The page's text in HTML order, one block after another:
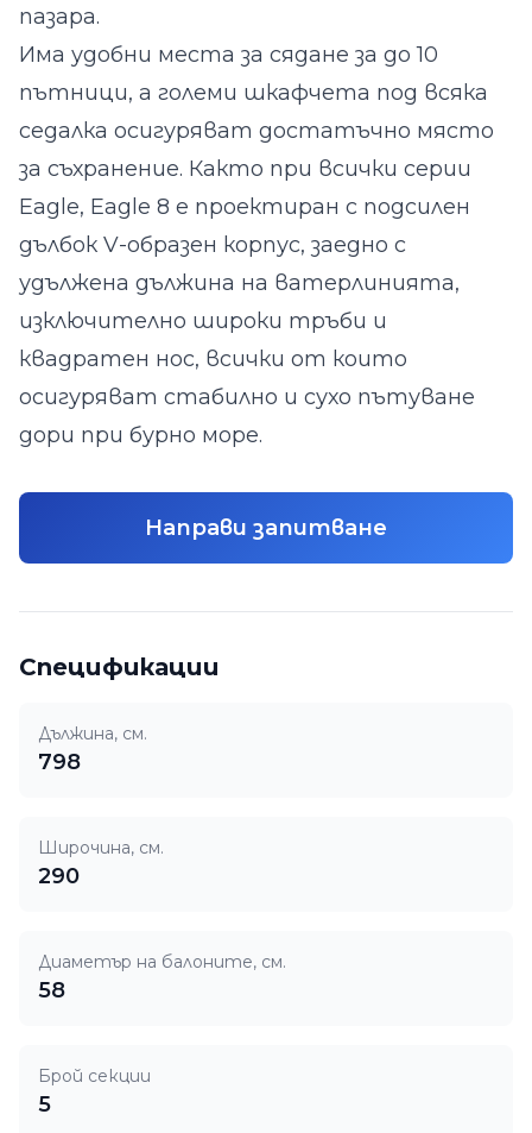
пазара.
Има удобни места за сядане за до 10
пътници, а големи шкафчета под всяка
седалка осигуряват достатъчно място
за съхранение. Както при всички серии
Eagle, Eagle 8 е проектиран с подсилен
дълбок V-образен корпус, заедно с
удължена дължина на ватерлинията,
изключително широки тръби и
квадратен нос, всички от които
осигуряват стабилно и сухо пътуване
дори при бурно море.
Направи запитване
Спецификации
Дължина, см.
798
Широчина, см.
290
Диаметър на балоните, см.
58
Брой секции
5